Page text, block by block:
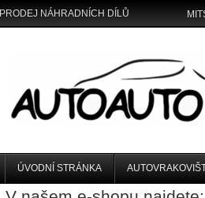
PRODEJ NÁHRADNÍCH DÍLŮ
ÚVODNÍ STRÁNKA